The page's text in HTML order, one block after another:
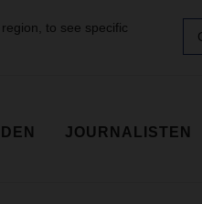
to see specific
JOURNALISTEN